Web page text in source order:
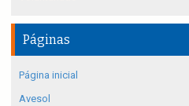
Páginas
Página inicial
Avesol